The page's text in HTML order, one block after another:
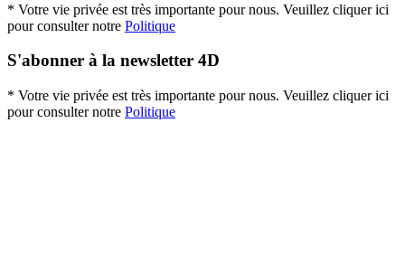
* Votre vie privée est très importante pour nous. Veuillez cliquer ici
pour consulter notre Politique
S'abonner à la newsletter 4D
* Votre vie privée est très importante pour nous. Veuillez cliquer ici
pour consulter notre Politique